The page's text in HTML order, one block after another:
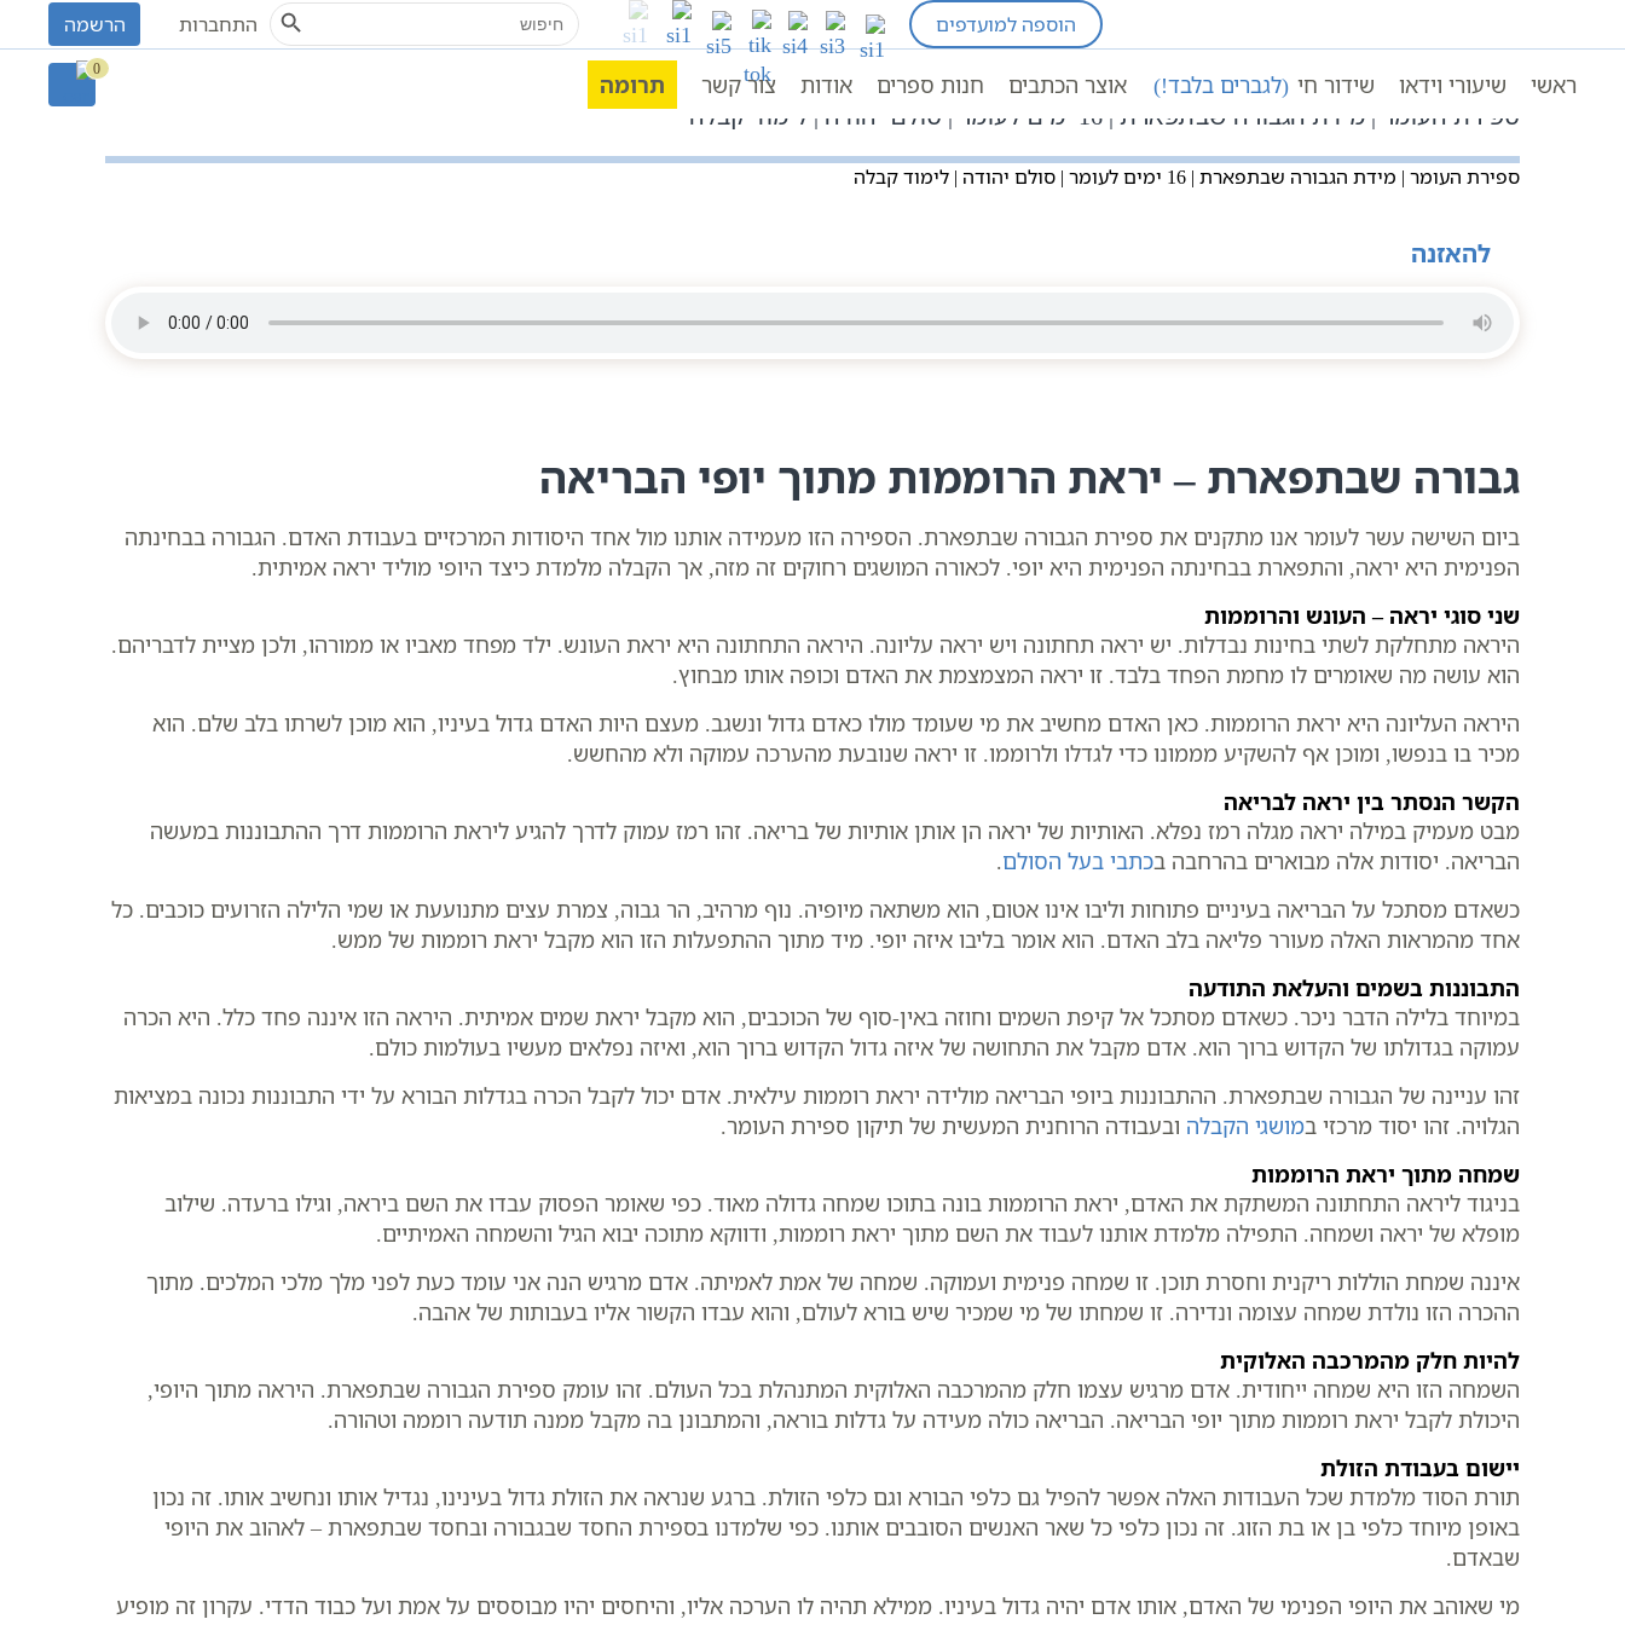
to
הוספה למועדפים Search
for: התחברות הרשמה
ראשי שיעורי וידאו שידור חי (לגברים בלבד!) אוצר הכתבים חנות ספרים אודות צור קשר תרומה
0
עמוד ראשי שיעורי וידאו חגים ומועדים לפי הזוהר
ספירת העומר לפי הקבלה מאת הרב שקד אליהו פנחס
תיקון המידות בקבלה ובחסידות בספירת העומר
ספירת העומר
ספירת העומר | מידת הגבורה שבתפארת | 16 ימים לעומר | סולם יהודה | לימוד קבלה
ספירת העומר | מידת הגבורה שבתפארת | 16 ימים לעומר | סולם יהודה | לימוד קבלה
להאזנה
גבורה שבתפארת – יראת הרוממות מתוך יופי הבריאה
ביום השישה עשר לעומר אנו מתקנים את ספירת הגבורה שבתפארת. הספירה הזו מעמידה אותנו מול אחד היסודות המרכזיים בעבודת האדם. הגבורה בבחינתה
הפנימית היא יראה, והתפארת בבחינתה הפנימית היא יופי. לכאורה המושגים רחוקים זה מזה, אך הקבלה מלמדת כיצד היופי מוליד יראה אמיתית.
שני סוגי יראה – העונש והרוממות
היראה מתחלקת לשתי בחינות נבדלות. יש יראה תחתונה ויש יראה עליונה. היראה התחתונה היא יראת העונש. ילד מפחד מאביו או ממורהו, ולכן מציית לדבריהם.
הוא עושה מה שאומרים לו מחמת הפחד בלבד. זו יראה המצמצמת את האדם וכופה אותו מבחוץ.
היראה העליונה היא יראת הרוממות. כאן האדם מחשיב את מי שעומד מולו כאדם גדול ונשגב. מעצם היות האדם גדול בעיניו, הוא מוכן לשרתו בלב שלם. הוא
מכיר בו בנפשו, ומוכן אף להשקיע מממונו כדי לגדלו ולרוממו. זו יראה שנובעת מהערכה עמוקה ולא מהחשש.
הקשר הנסתר בין יראה לבריאה
מבט מעמיק במילה יראה מגלה רמז נפלא. האותיות של יראה הן אותן אותיות של בריאה. זהו רמז עמוק לדרך להגיע ליראת הרוממות דרך ההתבוננות במעשה
הבריאה. יסודות אלה מבוארים בהרחבה בכתבי בעל הסולם.
כשאדם מסתכל על הבריאה בעיניים פתוחות וליבו אינו אטום, הוא משתאה מיופיה. נוף מרהיב, הר גבוה, צמרת עצים מתנועעת או שמי הלילה הזרועים כוכבים. כל
אחד מהמראות האלה מעורר פליאה בלב האדם. הוא אומר בליבו איזה יופי. מיד מתוך ההתפעלות הזו הוא מקבל יראת רוממות של ממש.
התבוננות בשמים והעלאת התודעה
במיוחד בלילה הדבר ניכר. כשאדם מסתכל אל קיפת השמים וחוזה באין-סוף של הכוכבים, הוא מקבל יראת שמים אמיתית. היראה הזו איננה פחד כלל. היא הכרה
עמוקה בגדולתו של הקדוש ברוך הוא. אדם מקבל את התחושה של איזה גדול הקדוש ברוך הוא, ואיזה נפלאים מעשיו בעולמות כולם.
זהו עניינה של הגבורה שבתפארת. ההתבוננות ביופי הבריאה מולידה יראת רוממות עילאית. אדם יכול לקבל הכרה בגדלות הבורא על ידי התבוננות נכונה במציאות
הגלויה. זהו יסוד מרכזי במושגי הקבלה ובעבודה הרוחנית המעשית של תיקון ספירת העומר.
שמחה מתוך יראת הרוממות
בניגוד ליראה התחתונה המשתקת את האדם, יראת הרוממות בונה בתוכו שמחה גדולה מאוד. כפי שאומר הפסוק עבדו את השם ביראה, וגילו ברעדה. שילוב
מופלא של יראה ושמחה. התפילה מלמדת אותנו לעבוד את השם מתוך יראת רוממות, ודווקא מתוכה יבוא הגיל והשמחה האמיתיים.
איננה שמחת הוללות ריקנית וחסרת תוכן. זו שמחה פנימית ועמוקה. שמחה של אמת לאמיתה. אדם מרגיש הנה אני עומד כעת לפני מלך מלכי המלכים. מתוך
ההכרה הזו נולדת שמחה עצומה ונדירה. זו שמחתו של מי שמכיר שיש בורא לעולם, והוא עבדו הקשור אליו בעבותות של אהבה.
להיות חלק מהמרכבה האלוקית
השמחה הזו היא שמחה ייחודית. אדם מרגיש עצמו חלק מהמרכבה האלוקית המתנהלת בכל העולם. זהו עומק ספירת הגבורה שבתפארת. היראה מתוך היופי,
היכולת לקבל יראת רוממות מתוך יופי הבריאה. הבריאה כולה מעידה על גדלות בוראה, והמתבונן בה מקבל ממנה תודעה רוממה וטהורה.
יישום בעבודת הזולת
תורת הסוד מלמדת שכל העבודות האלה אפשר להפיל גם כלפי הבורא וגם כלפי הזולת. ברגע שנראה את הזולת גדול בעינינו, נגדיל אותו ונחשיב אותו. זה נכון
באופן מיוחד כלפי בן או בת הזוג. זה נכון כלפי כל שאר האנשים הסובבים אותנו. כפי שלמדנו בספירת החסד שבגבורה ובחסד שבתפארת – לאהוב את היופי
שבאדם.
מי שאוהב את היופי הפנימי של האדם, אותו אדם יהיה גדול בעיניו. ממילא תהיה לו הערכה אליו, והיחסים יהיו מבוססים על אמת ועל כבוד הדדי. עקרון זה מופיע